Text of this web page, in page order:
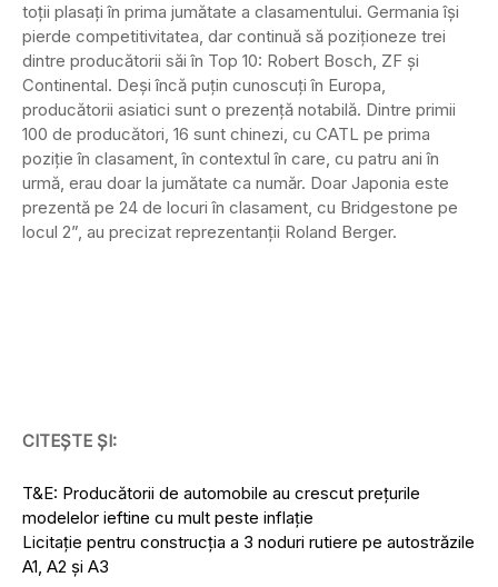
toții plasați în prima jumătate a clasamentului. Germania își
pierde competitivitatea, dar continuă să poziționeze trei
dintre producătorii săi în Top 10: Robert Bosch, ZF și
Continental. Deși încă puțin cunoscuți în Europa,
producătorii asiatici sunt o prezență notabilă. Dintre primii
100 de producători, 16 sunt chinezi, cu CATL pe prima
poziție în clasament, în contextul în care, cu patru ani în
urmă, erau doar la jumătate ca număr. Doar Japonia este
prezentă pe 24 de locuri în clasament, cu Bridgestone pe
locul 2”, au precizat reprezentanții Roland Berger.
CITEȘTE ȘI:
T&E: Producătorii de automobile au crescut prețurile
modelelor ieftine cu mult peste inflație
Licitaţie pentru construcţia a 3 noduri rutiere pe autostrăzile
A1, A2 şi A3